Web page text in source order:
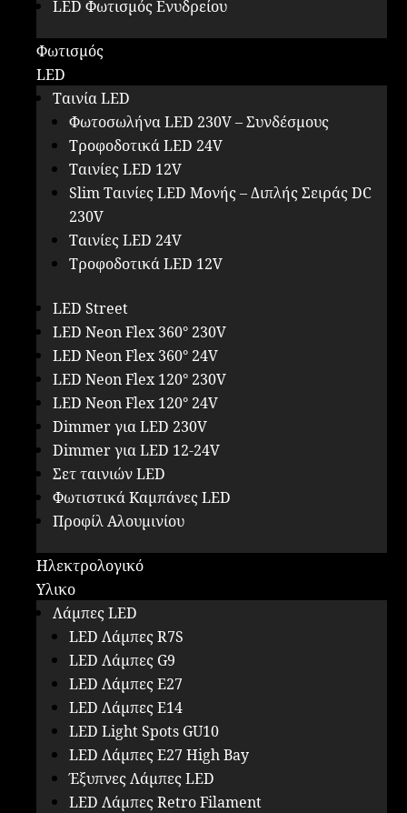
LED Φωτισμός Ενυδρείου
Φωτισμός
LED
Ταινία LED
Φωτοσωλήνα LED 230V – Συνδέσμους
Τροφοδοτικά LED 24V
Ταινίες LED 12V
Slim Ταινίες LED Μονής – Διπλής Σειράς DC
230V
Ταινίες LED 24V
Τροφοδοτικά LED 12V
LED Street
LED Neon Flex 360° 230V
LED Neon Flex 360° 24V
LED Neon Flex 120° 230V
LED Neon Flex 120° 24V
Dimmer για LED 230V
Dimmer για LED 12-24V
Σετ ταινιών LED
Φωτιστικά Καμπάνες LED
Προφίλ Αλουμινίου
Ηλεκτρολογικό
Υλικο
Λάμπες LED
LED Λάμπες R7S
LED Λάμπες G9
LED Λάμπες E27
LED Λάμπες E14
LED Light Spots GU10
LED Λάμπες E27 High Bay
Έξυπνες Λάμπες LED
LED Λάμπες Retro Filament